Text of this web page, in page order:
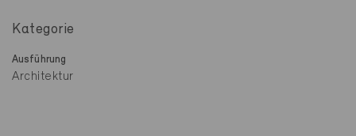
Kategorie
Ausführung
Architektur